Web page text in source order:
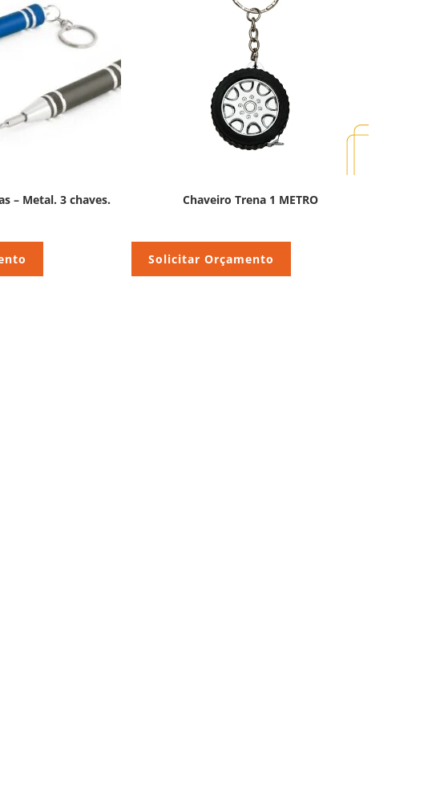
– Metal. 3 chaves. Chaveiro Trena 1 METRO
Solicitar Orçamento